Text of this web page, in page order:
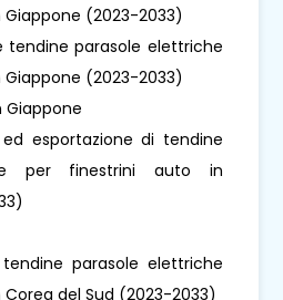
(2023-2033)
tendine parasole elettriche
(2023-2033)
Giappone
esportazione di tendine
per finestrini auto in
tendine parasole elettriche
del Sud (2023-2033)